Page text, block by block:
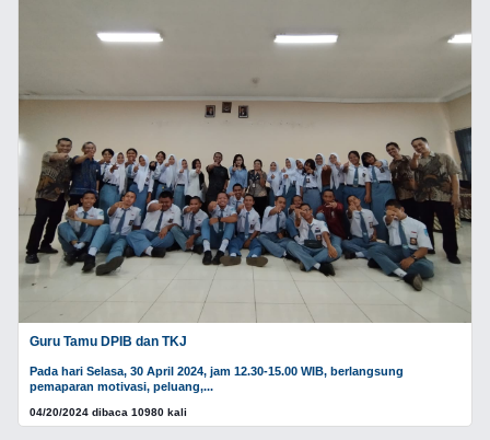
Guru Tamu DPIB dan TKJ
Pada hari Selasa, 30 April 2024, jam 12.30-15.00 WIB, berlangsung
pemaparan motivasi, peluang,...
04/20/2024 dibaca 10980 kali